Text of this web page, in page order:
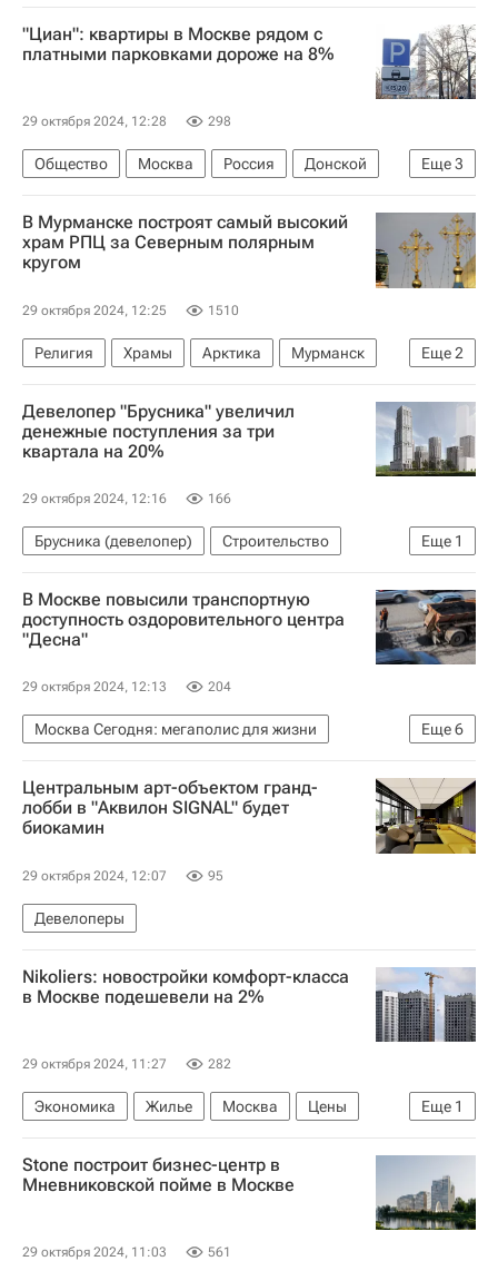
Московская область (Подмосковье)
Игорь Брынцалов
Медучреждения
"Циан": квартиры в Москве рядом с
платными парковками дороже на 8%
29 октября 2024, 12:28 298
Еще3
Общество Москва Россия
Донской
ЦИАН
Циан Групп Жилье
В Мурманске построят самый высокий
храм РПЦ за Северным полярным
кругом
29 октября 2024, 12:25 1510
Еще2
Религия Храмы Арктика
Мурманск
Русская православная церковь
Строительство
Девелопер "Брусника" увеличил
денежные поступления за три
квартала на 20%
29 октября 2024, 12:16 166
Еще 1
Брусника (девелопер)
Строительство
Девелоперы
В Москве повысили транспортную
доступность оздоровительного центра
"Десна"
29 октября 2024, 12:13 204
Еще6
Москва Сегодня: мегаполис для жизни
Комплекс городского хозяйства Москвы
Градостроительный комплекс Москвы
Москва
Департамент капитального ремонта Москвы
Благоустройство
Центральным арт-объектом гранд-
лобби в "Аквилон SIGNAL" будет
биокамин
29 октября 2024, 12:07 95
Девелоперы
Nikoliers: новостройки комфорт-класса
в Москве подешевели на 2%
29 октября 2024, 11:27 282
Еще 1
Экономика Жилье Москва
Цены
Новостройки
Stone построит бизнес-центр в
Мневниковской пойме в Москве
29 октября 2024, 11:03 561